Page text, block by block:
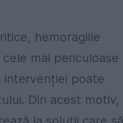
hemoragiile
mai periculoase
intervenției poate
Din acest motiv,